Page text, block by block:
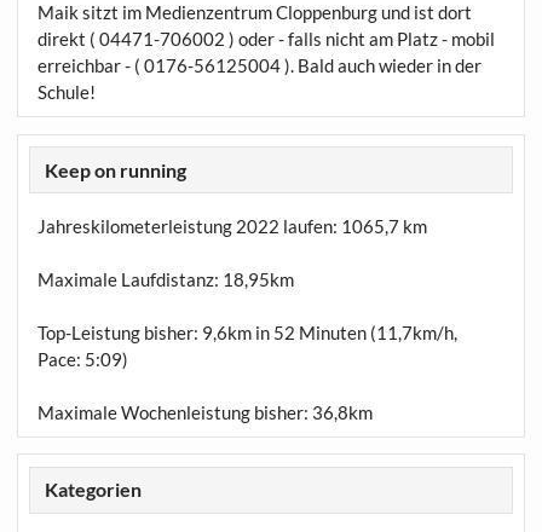
Maik sitzt im Medienzentrum Cloppenburg und ist dort
direkt ( 04471-706002 ) oder - falls nicht am Platz - mobil
erreichbar - ( 0176-56125004 ). Bald auch wieder in der
Schule!
Keep on running
Jahreskilometerleistung 2022 laufen: 1065,7 km
Maximale Laufdistanz: 18,95km
Top-Leistung bisher: 9,6km in 52 Minuten (11,7km/h,
Pace: 5:09)
Maximale Wochenleistung bisher: 36,8km
Kategorien